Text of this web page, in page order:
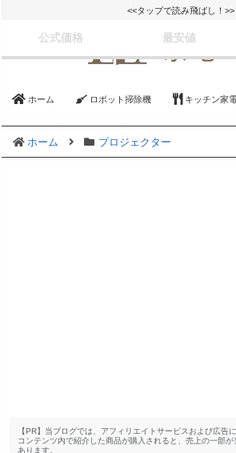
ホーム ロボット掃除機 キッチン家
ホーム プロジェクター
【PR】当ブログでは、アフィリエイトサービスおよび広告
コンテンツ内で紹介した商品が購入されると、売上の一部
あります。
<<タップで読み飛ばし！>>
公式価格 最安値